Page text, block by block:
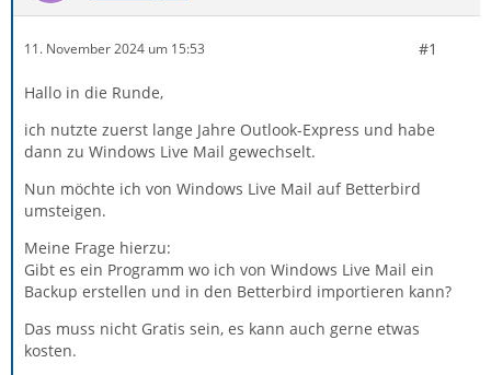
11. November 2024 um 15:53 #1
Hallo in die Runde,
ich nutzte zuerst lange Jahre Outlook-Express und habe
dann zu Windows Live Mail gewechselt.
Nun möchte ich von Windows Live Mail auf Betterbird
umsteigen.
Meine Frage hierzu:
Gibt es ein Programm wo ich von Windows Live Mail ein
Backup erstellen und in den Betterbird importieren kann?
Das muss nicht Gratis sein, es kann auch gerne etwas
kosten.